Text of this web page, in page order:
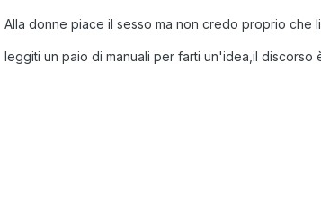
Alla donne piace il sesso ma non credo proprio che
leggiti un paio di manuali per farti un'idea,il discorso